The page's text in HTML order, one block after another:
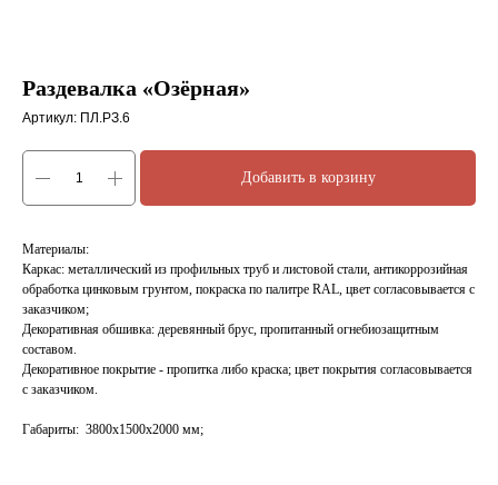
Раздевалка «Озёрная»
Артикул: ПЛ.РЗ.6
Добавить в корзину
Материалы:
Каркас: металлический из профильных труб и листовой стали, антикоррозийная
обработка цинковым грунтом, покраска по палитре RAL, цвет согласовывается с
заказчиком;
Декоративная обшивка: деревянный брус, пропитанный огнебиозащитным
составом.
Декоративное покрытие - пропитка либо краска; цвет покрытия согласовывается
с заказчиком.
Габариты: 3800х1500х2000 мм;